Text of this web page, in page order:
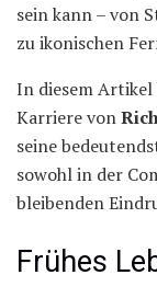
sein kann – von
zu ikonischen
In diesem Artikel
Karriere von
seine
sowohl in der
bleibenden
Frühes